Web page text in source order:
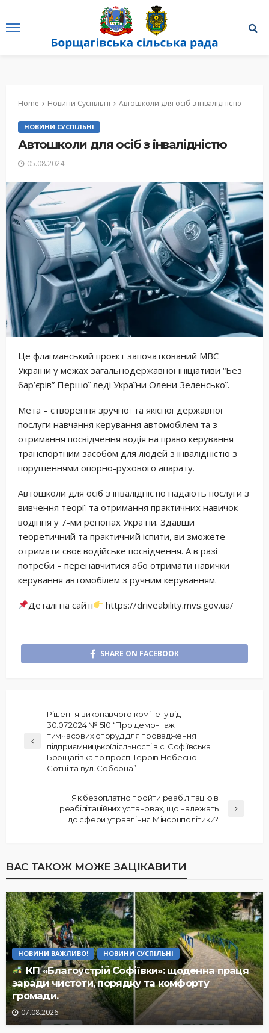
Home Новини Суспільні Автошколи для осіб з інвалідністю
НОВИНИ СУСПІЛЬНІ
Автошколи для осіб з інвалідністю
05.08.2024
Це флагманський проєкт започаткований МВС
України у межах загальнодержавної ініціативи “Без
бар’єрів” Першої леді України Олени Зеленської.
Мета – створення зручної та якісної державної
послуги навчання керування автомобілем та з
отримання посвідчення водія на право керування
транспортним засобом для людей з інвалідністю з
порушеннями опорно-рухового апарату.
Автошколи для осіб з інвалідністю надають послуги з
вивчення теорії та отримання практичних навичок
водіння у 7-ми регіонах України. Здавши
теоретичний та практичний іспити, ви зможете
отримати своє водійське посвідчення. А в разі
потреби – перенавчитися або отримати навички
керування автомобілем з ручним керуванням.
Деталі на сайті https://driveability.mvs.gov.ua/
SHARE ON FACEBOOK
Рішення виконавчого комітету від
30.07.2024 № 510 “Про демонтаж
тимчасових споруд для провадження
підприємницькоїдіяльності в с. Софіївська
Борщагівка по просп. Героїв Небесної
Сотні та вул. Соборна”
Як безоплатно пройти реабілітацію в
реабілітаційних установах, що належать
до сфери управління Мінсоцполітики?
ВАС ТАКОЖ МОЖЕ ЗАЦІКАВИТИ
НОВИНИ ВАЖЛИВО! НОВИНИ СУСПІЛЬНІ
КП «Благоустрій Софіївки»: щоденна праця
заради чистоти, порядку та комфорту
громади.
07.08.2026